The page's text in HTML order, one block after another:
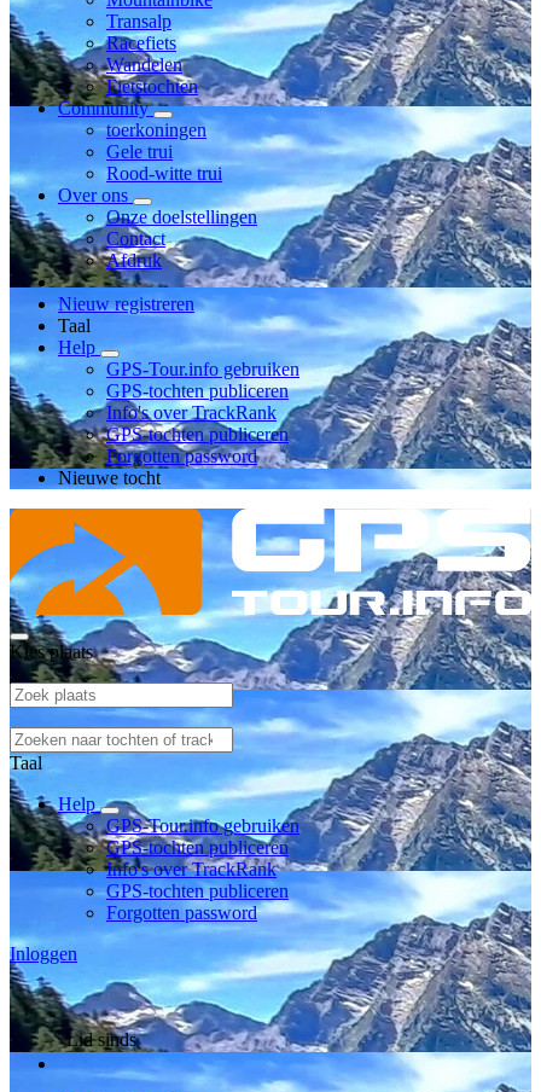
Transalp
Racefiets
Wandelen
Fietstochten
Community
toerkoningen
Gele trui
Rood-witte trui
Over ons
Onze doelstellingen
Contact
Afdruk
Nieuw registreren
Taal
Help
GPS-Tour.info gebruiken
GPS-tochten publiceren
Info's over TrackRank
GPS-tochten publiceren
Forgotten password
Nieuwe tocht
Kies plaats
Taal
Help
GPS-Tour.info gebruiken
GPS-tochten publiceren
Info's over TrackRank
GPS-tochten publiceren
Forgotten password
Inloggen
Lid sinds